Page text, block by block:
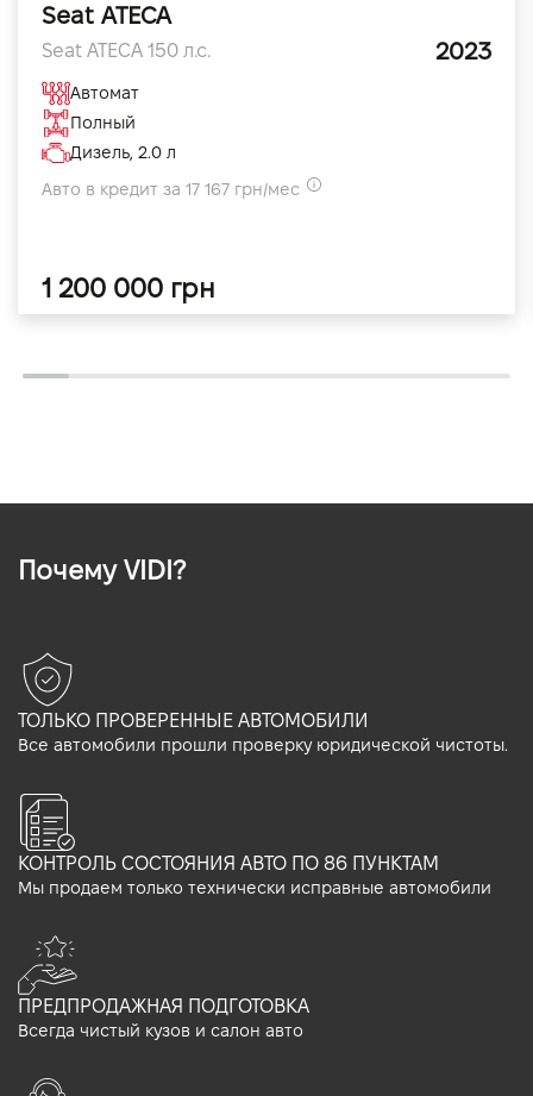
Seat ATECA
Seat ATECA 150 л.с. 2023
Автомат
Полный
Дизель, 2.0 л
Авто в кредит за 17 167 грн/мес
1 200 000 грн
Почему VIDI?
ТОЛЬКО ПРОВЕРЕННЫЕ АВТОМОБИЛИ
Все автомобили прошли проверку юридической чистоты.
КОНТРОЛЬ СОСТОЯНИЯ АВТО ПО 86 ПУНКТАМ
Мы продаем только технически исправные автомобили
ПРЕДПРОДАЖНАЯ ПОДГОТОВКА
Всегда чистый кузов и салон авто